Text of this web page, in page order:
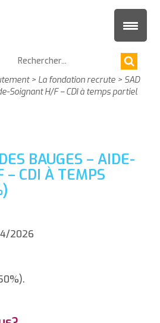
> La fondation recrute > SAD
Soignant H/F – CDI à temps partiel
BAUGES – AIDE-
– CDI À TEMPS
2026